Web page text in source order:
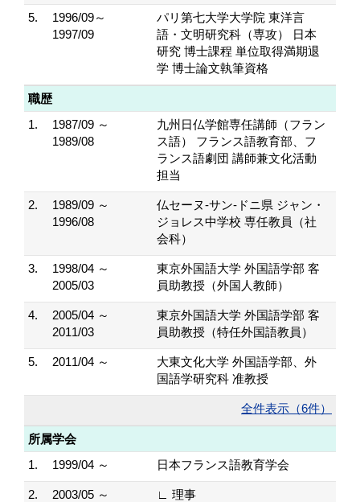
5.
1996/09～
1997/09
パリ第七大学大学院 東洋言
語・文明研究科（専攻） 日本
研究 博士課程 単位取得満期退
学 博士論文執筆資格
職歴
1.
1987/09 ～
1989/08
九州日仏学館専任講師（フラン
ス語） フランス語教育部、フ
ランス語劇団 講師兼文化活動
担当
2.
1989/09 ～
1996/08
仏セーヌ-サン-ドニ県 ジャン・
ジョレス中学校 専任教員（社
会科）
3.
1998/04 ～
2005/03
東京外国語大学 外国語学部 客
員助教授（外国人教師）
4.
2005/04 ～
2011/03
東京外国語大学 外国語学部 客
員助教授（特任外国語教員）
5. 2011/04 ～
大東文化大学 外国語学部、外
国語学研究科 准教授
全件表示（6件）
所属学会
1.
1999/04 ～ 日本フランス語教育学会
2.
2003/05 ～
∟ 理事